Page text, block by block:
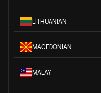
LITHUANIAN
MACEDONIAN
MALAY